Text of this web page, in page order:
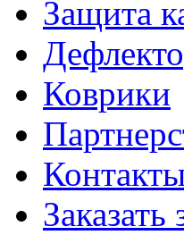
Защита
Коврики
Заказать